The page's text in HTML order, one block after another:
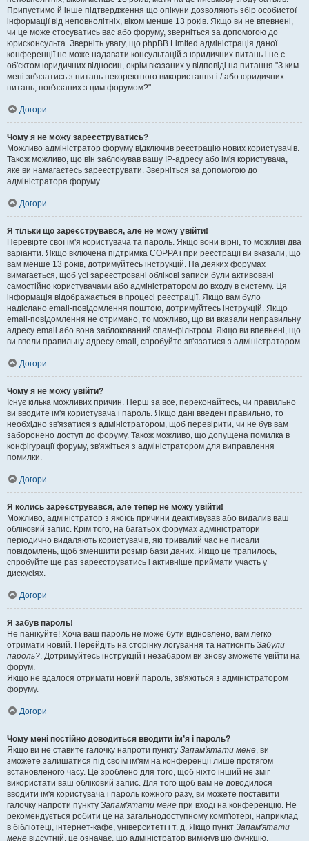
Припустимо й інше підтвердження що опікуни дозволяють збір особистої
інформації від неповнолітніх, віком менше 13 років. Якщо ви не впевнені,
чи це може стосуватись вас або форуму, зверніться за допомогою до
юрисконсульта. Зверніть увагу, що phpBB Limited адміністрація даної
конференції не може надавати консультацій з юридичних питань і не є
об'єктом юридичних відносин, окрім вказаних у відповіді на питання "З ким
мені зв'язатись з питань некоректного використання і / або юридичних
питань, пов'язаних з цим форумом?".
Догори
Чому я не можу зареєструватись?
Можливо адміністратор форуму відключив реєстрацію нових користувачів.
Також можливо, що він заблокував вашу IP-адресу або ім'я користувача,
яке ви намагаєтесь зареєструвати. Зверніться за допомогою до
адміністратора форуму.
Догори
Я тільки що зареєструвався, але не можу увійти!
Перевірте свої ім'я користувача та пароль. Якщо вони вірні, то можливі два
варіанти. Якщо включена підтримка COPPA і при реєстрації ви вказали, що
вам менше 13 років, дотримуйтесь інструкцій. На деяких форумах
вимагається, щоб усі зареєстровані облікові записи були активовані
самостійно користувачами або адміністратором до входу в систему. Ця
інформація відображається в процесі реєстрації. Якщо вам було
надіслано email-повідомлення поштою, дотримуйтесь інструкцій. Якщо
email-повідомлення не отримано, то можливо, що ви вказали неправильну
адресу email або вона заблокований спам-фільтром. Якщо ви впевнені, що
ви ввели правильну адресу email, спробуйте зв'язатися з адміністратором.
Догори
Чому я не можу увійти?
Існує кілька можливих причин. Перш за все, переконайтесь, чи правильно
ви вводите ім'я користувача і пароль. Якщо дані введені правильно, то
необхідно зв'язатися з адміністратором, щоб перевірити, чи не був вам
заборонено доступ до форуму. Також можливо, що допущена помилка в
конфігурації форуму, зв'яжіться з адміністратором для виправлення
помилки.
Догори
Я колись зареєструвався, але тепер не можу увійти!
Можливо, адміністратор з якоїсь причини деактивував або видалив ваш
обліковий запис. Крім того, на багатьох форумах адміністратори
періодично видаляють користувачів, які тривалий час не писали
повідомлень, щоб зменшити розмір бази даних. Якщо це трапилось,
спробуйте ще раз зареєструватись і активніше приймати участь у
дискусіях.
Догори
Я забув пароль!
Не панікуйте! Хоча ваш пароль не може бути відновлено, вам легко
отримати новий. Перейдіть на сторінку логування та натисніть Забули
пароль?. Дотримуйтесь інструкцій і незабаром ви знову зможете увійти на
форум.
Якщо не вдалося отримати новий пароль, зв'яжіться з адміністратором
форуму.
Догори
Чому мені постійно доводиться вводити ім’я і пароль?
Якщо ви не ставите галочку напроти пункту Запам'ятати мене, ви
зможете залишатися під своїм ім'ям на конференції лише протягом
встановленого часу. Це зроблено для того, щоб ніхто інший не зміг
використати ваш обліковий запис. Для того щоб вам не доводилося
вводити ім'я користувача і пароль кожного разу, ви можете поставити
галочку напроти пункту Запам'ятати мене при вході на конференцію. Не
рекомендується робити це на загальнодоступному комп'ютері, наприклад
в бібліотеці, інтернет-кафе, університеті і т. д. Якщо пункт Запам'ятати
мене відсутній, це означає, що адміністратор вимкнув цю функцію.